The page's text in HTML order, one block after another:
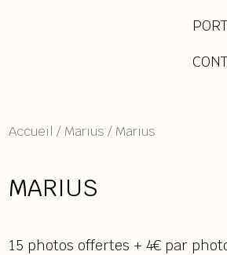
Accueil / Marius / Marius
MARIUS
15 photos offertes + 4€ par